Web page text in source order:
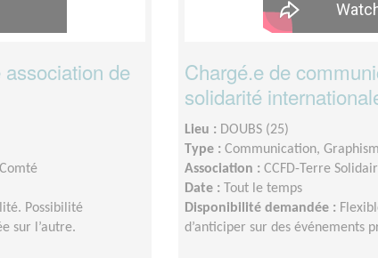
de
Possibilité
sur l’autre.
Chargé.e de
solidarité
Lieu : DOUBS (25)
Type : Communication,
Association : CCFD-Terre
Date :
Tout le temps
Disponibilité demandée :
d’anticiper sur des événements